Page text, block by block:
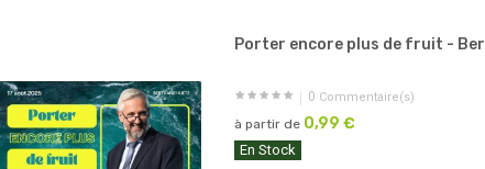
Porter encore plus de fruit -
0 Commentaire(s)
à partir de 0,99 €
En Stock